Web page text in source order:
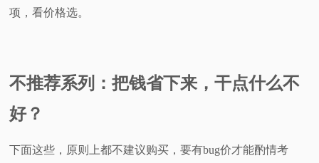
项，看价格选。
不推荐系列：把钱省下来，干点什么不
好？
下面这些，原则上都不建议购买，要有bug价才能酌情考